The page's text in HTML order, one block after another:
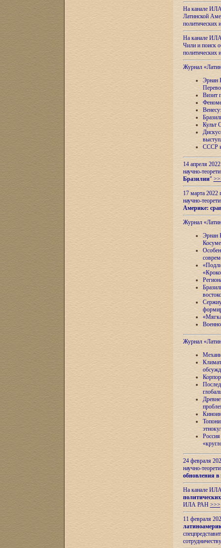
На канале
Латинской
На канале
Чили и поиск
Журнал
Эрнан
Визит
Культ
СССР и
14 апреля
научно-
Бразилии"
17 марта 2022
научно-
Америке:
Журнал
Эрнан
Журнал
24 февраля
научно-
обновления в
На канале
ИЛА РАН >>>
11 февраля